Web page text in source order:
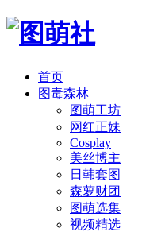
首页
图毒森林
图萌工坊
网红正妹
Cosplay
美丝博主
日韩套图
森萝财团
图萌选集
视频精选